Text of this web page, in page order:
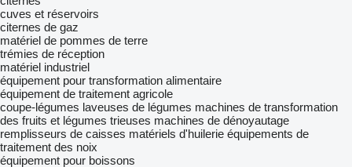
cuves et réservoirs
citernes de gaz
matériel de pommes de terre
trémies de réception
matériel industriel
équipement pour transformation alimentaire
équipement de traitement agricole
coupe-légumes laveuses de légumes machines de transformation
des fruits et légumes trieuses machines de dénoyautage
remplisseurs de caisses matériels d'huilerie équipements de
traitement des noix
équipement pour boissons